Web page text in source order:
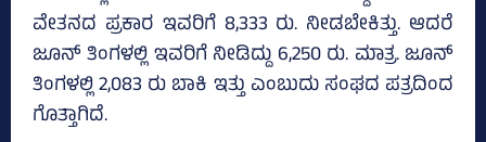
ವೇತನದ ಪ್ರಕಾರ ಇವರಿಗೆ 8,333 ರು. ನೀಡಬೇಕಿತ್ತು. ಆದರೆ
ಜೂನ್‌ ತಿಂಗಳಲ್ಲಿ ಇವರಿಗೆ ನೀಡಿದ್ದು 6,250 ರು. ಮಾತ್ರ. ಜೂನ್‌
ತಿಂಗಳಲ್ಲಿ 2,083 ರು ಬಾಕಿ ಇತ್ತು ಎಂಬುದು ಸಂಘದ ಪತ್ರದಿಂದ
ಗೊತ್ತಾಗಿದೆ.